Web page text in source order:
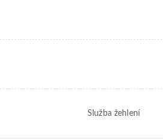
Služba žehlení